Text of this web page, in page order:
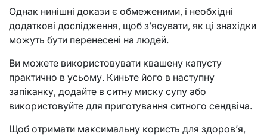
Однак нинішні докази є обмеженими, і необхідні
додаткові дослідження, щоб з’ясувати, як ці знахідки
можуть бути перенесені на людей.
Ви можете використовувати квашену капусту
практично в усьому. Киньте його в наступну
запіканку, додайте в ситну миску супу або
використовуйте для приготування ситного сендвіча.
Щоб отримати максимальну користь для здоров’я,